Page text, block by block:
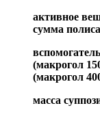
активное
сумма
(макрогол
(макрогол
масса